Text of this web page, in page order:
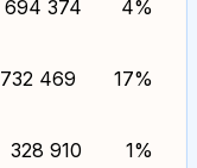
694 374
4%
732 469
17%
328 910
1%